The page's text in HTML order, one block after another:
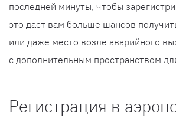
последней минуты, чтобы
это даст вам больше шансов
или даже место возле аварийного
с дополнительным пространством
Регистрация в